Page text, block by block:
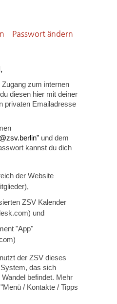
Passwort ändern
zum internen
diesen hier mit deiner
privaten Emailadresse
und dem
kannst du dich
der Website
ZSV Kalender
und
"App"
der ZSV dieses
das sich
befindet. Mehr
/ Kontakte / Tipps